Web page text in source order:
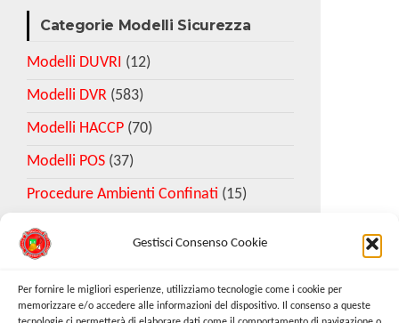
Gestisci Consenso Cookie
Per fornire le migliori esperienze, utilizziamo tecnologie come i cookie per
memorizzare e/o accedere alle informazioni del dispositivo. Il consenso a queste
Categorie Modelli Sicurezza
Modelli DUVRI (12)
Modelli DVR (583)
Modelli HACCP (70)
Modelli POS (37)
Procedure Ambienti Confinati (15)